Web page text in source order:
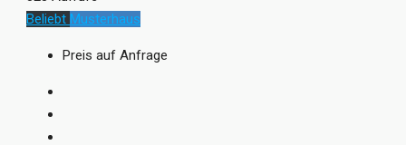
Beliebt Musterhaus
Preis auf Anfrage